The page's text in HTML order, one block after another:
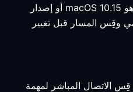
: الحد الأدنى الموثق هو macOS 10.15 أو إصدار
وقِس المسار قبل تغيير
الاتصال المباشر لمهمة